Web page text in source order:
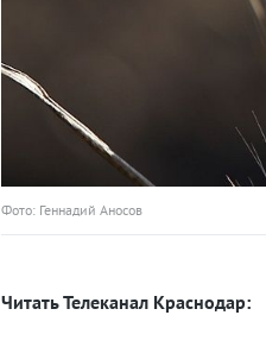
Фото: Геннадий Аносов
Читать Телеканал Краснодар: